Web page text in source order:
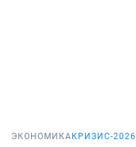
ЭКОНОМИКА КРИЗИС-2026